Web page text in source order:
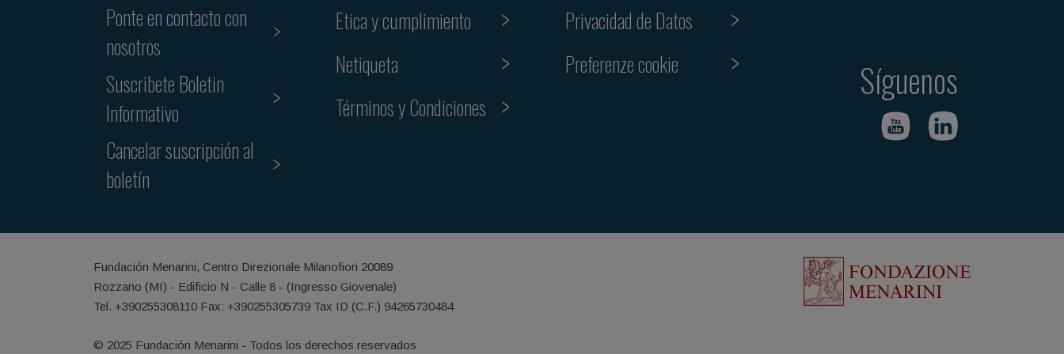
Ponte en contacto con
nosotros
Suscribete Boletin
Informativo
Cancelar suscripción al
boletín
Etica y cumplimiento
Netiqueta
Términos y Condiciones
Privacidad de Datos
Preferenze cookie
Síguenos
Fundación Menarini, Centro Direzionale Milanofiori 20089
Rozzano (MI) - Edificio N - Calle 8 - (Ingresso Giovenale)
Tel. +390255308110 Fax: +390255305739 Tax ID (C.F.) 94265730484
© 2025 Fundación Menarini - Todos los derechos reservados